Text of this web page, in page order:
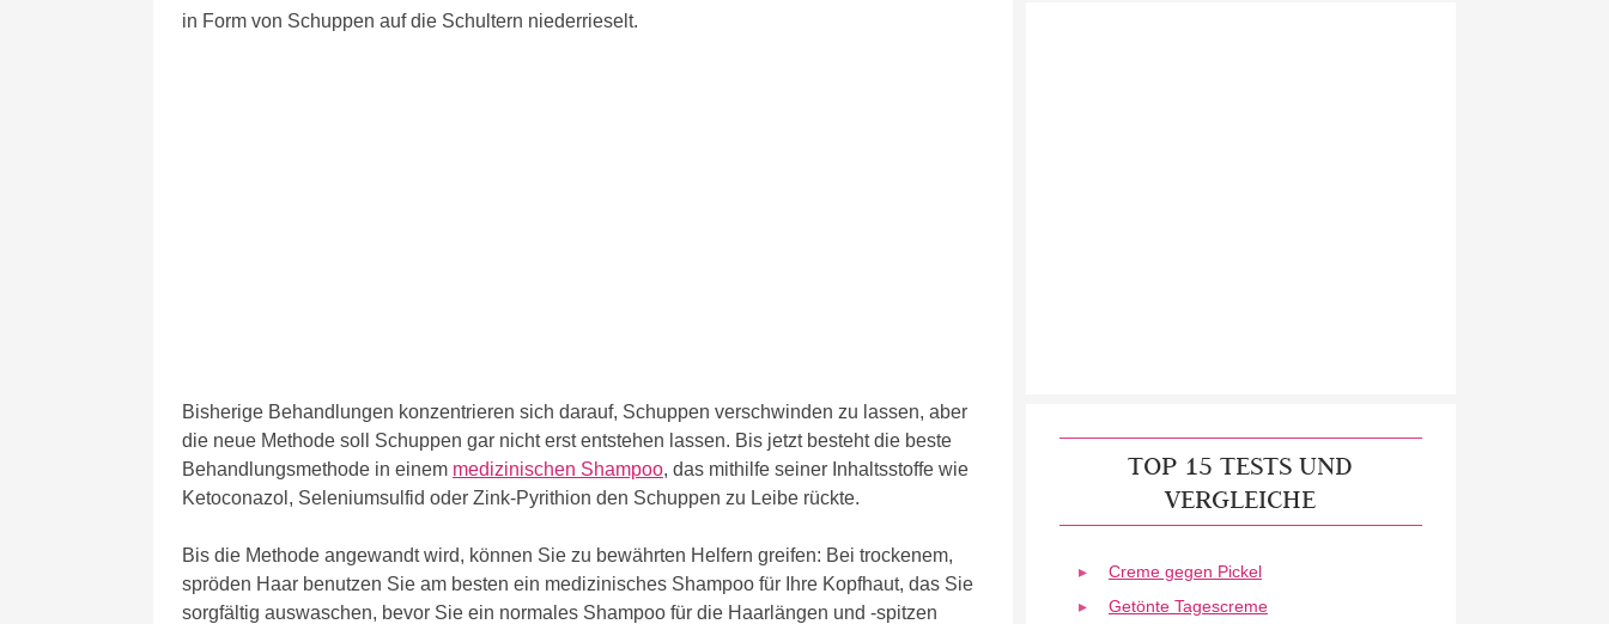
in Form von Schuppen auf die Schultern niederrieselt.
Bisherige Behandlungen konzentrieren sich darauf, Schuppen verschwinden zu lassen, aber
die neue Methode soll Schuppen gar nicht erst entstehen lassen. Bis jetzt besteht die beste
Behandlungsmethode in einem medizinischen Shampoo, das mithilfe seiner Inhaltsstoffe wie
Ketoconazol, Seleniumsulfid oder Zink-Pyrithion den Schuppen zu Leibe rückte.
Bis die Methode angewandt wird, können Sie zu bewährten Helfern greifen: Bei trockenem,
spröden Haar benutzen Sie am besten ein medizinisches Shampoo für Ihre Kopfhaut, das Sie
sorgfältig auswaschen, bevor Sie ein normales Shampoo für die Haarlängen und -spitzen
TOP 15 TESTS UND
VERGLEICHE
Creme gegen Pickel
Getönte Tagescreme